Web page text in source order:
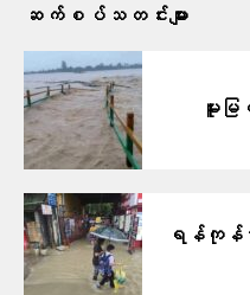
ဆက်စပ်သတင်းများ
မူးမြ
ရန်ကုန်မှာ